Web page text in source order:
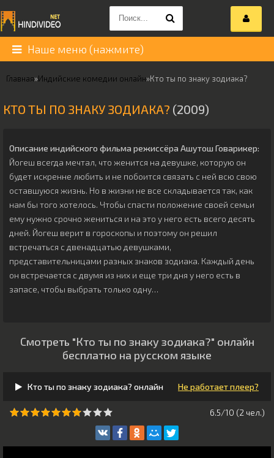
Наше меню (нажмите)
Главная»Индийские комедии онлайн»Кто ты по знаку зодиака?
КТО ТЫ ПО ЗНАКУ ЗОДИАКА? (2009)
Описание индийского фильма режиссёра Ашутош Говарикер:
Йогеш всегда мечтал, что женится на девушке, которую он
будет искренне любить и не побоится связать с ней всю свою
оставшуюся жизнь. Но в жизни не все складывается так, как
нам бы того хотелось. Чтобы спасти положение своей семьи
ему нужно срочно жениться и на это у него есть всего десять
дней. Йогеш верит в гороскопы и поэтому он решил
встречаться с двенадцатью девушками,
представительницами разных знаков зодиака. Каждый день
он встречается с двумя из них и еще три дня у него есть в
запасе, чтобы выбрать только одну…
Смотреть "Кто ты по знаку зодиака?" онлайн
бесплатно на русском языке
Кто ты по знаку зодиака? онлайн Не работает плеер?
6.5/10 (2 чeл.)